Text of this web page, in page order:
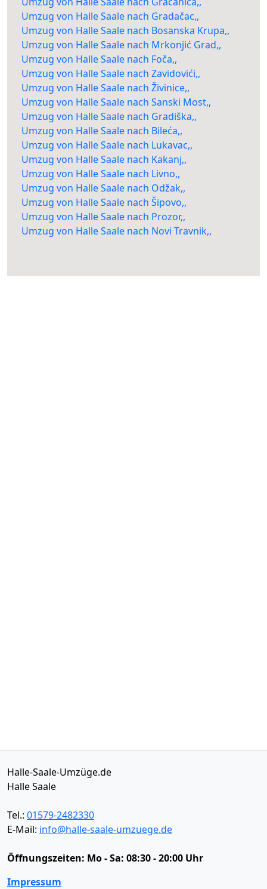
Umzug von Halle Saale nach Gradačac,,
Umzug von Halle Saale nach Bosanska Krupa,,
Umzug von Halle Saale nach Mrkonjić Grad,,
Umzug von Halle Saale nach Foča,,
Umzug von Halle Saale nach Zavidovići,,
Umzug von Halle Saale nach Živinice,,
Umzug von Halle Saale nach Sanski Most,,
Umzug von Halle Saale nach Gradiška,,
Umzug von Halle Saale nach Bileća,,
Umzug von Halle Saale nach Lukavac,,
Umzug von Halle Saale nach Kakanj,,
Umzug von Halle Saale nach Livno,,
Umzug von Halle Saale nach Odžak,,
Umzug von Halle Saale nach Šipovo,,
Umzug von Halle Saale nach Prozor,,
Umzug von Halle Saale nach Novi Travnik,,
Halle-Saale-Umzüge.de
Halle Saale
Tel.: 01579-2482330
E-Mail: info@halle-saale-umzuege.de
Öffnungszeiten: Mo - Sa: 08:30 - 20:00 Uhr
Impressum